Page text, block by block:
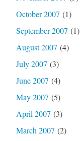
October 2007 (1)
September 2007 (1)
August 2007 (4)
July 2007 (3)
June 2007 (4)
May 2007 (5)
April 2007 (3)
March 2007 (2)